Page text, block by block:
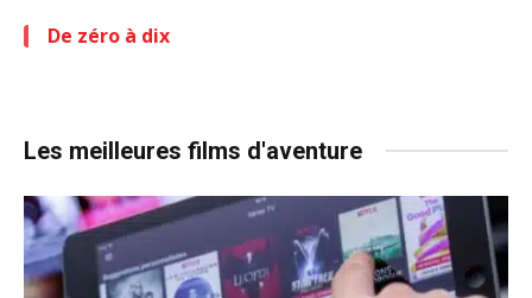
De zéro à dix
Les meilleures films d'aventure